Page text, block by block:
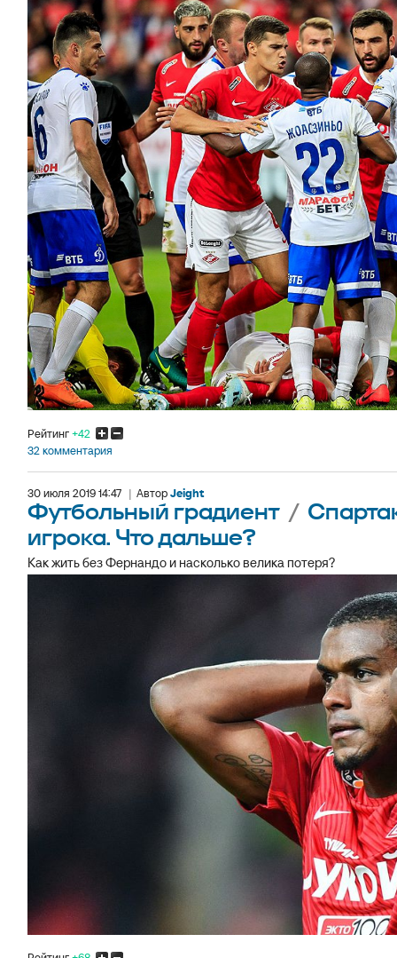
Рейтинг+42
32 комментария
30 июля 2019 14:47 | АвторJeight
Футбольный градиент /
игрока. Что дальше?
Как жить без Фернандо и насколько велика потеря?